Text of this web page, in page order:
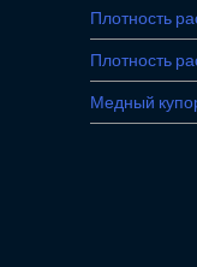
Плотность
Плотность
Медный